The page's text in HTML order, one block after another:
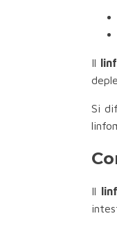
Il
Si
Il